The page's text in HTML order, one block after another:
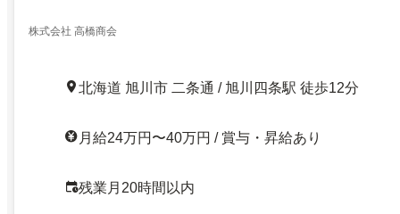
株式会社 高橋商会
北海道 旭川市 二条通 / 旭川四条駅 徒歩12分
月給24万円〜40万円 / 賞与・昇給あり
残業月20時間以内